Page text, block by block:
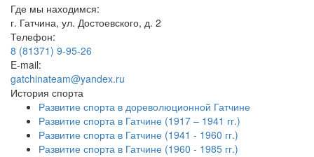
Где мы находимся:
г. Гатчина, ул. Достоевского, д. 2
Телефон:
8 (81371) 9-95-26
E-mail:
gatchinateam@yandex.ru
История спорта
Развитие спорта в дореволюционной Гатчине
Развитие спорта в Гатчине (1917 – 1941 гг.)
Развитие спорта в Гатчине (1941 - 1960 гг.)
Развитие спорта в Гатчине (1960 - 1985 гг.)